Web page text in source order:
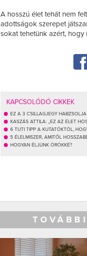
A hosszú élet tehát nem
adottságok szerepet
sokat tehetünk azért,
KAPCSOLÓDÓ CIKKEK
EZ A 3 CSILLAGJEGY
KASZÁS ATTILA: „EZ AZ ÉLET
6 TUTI TIPP A KUTATÓKTÓL,
5 ÉLELMISZER, AMITŐL
HOGYAN ÉLJÜNK ÖRÖKKÉ?